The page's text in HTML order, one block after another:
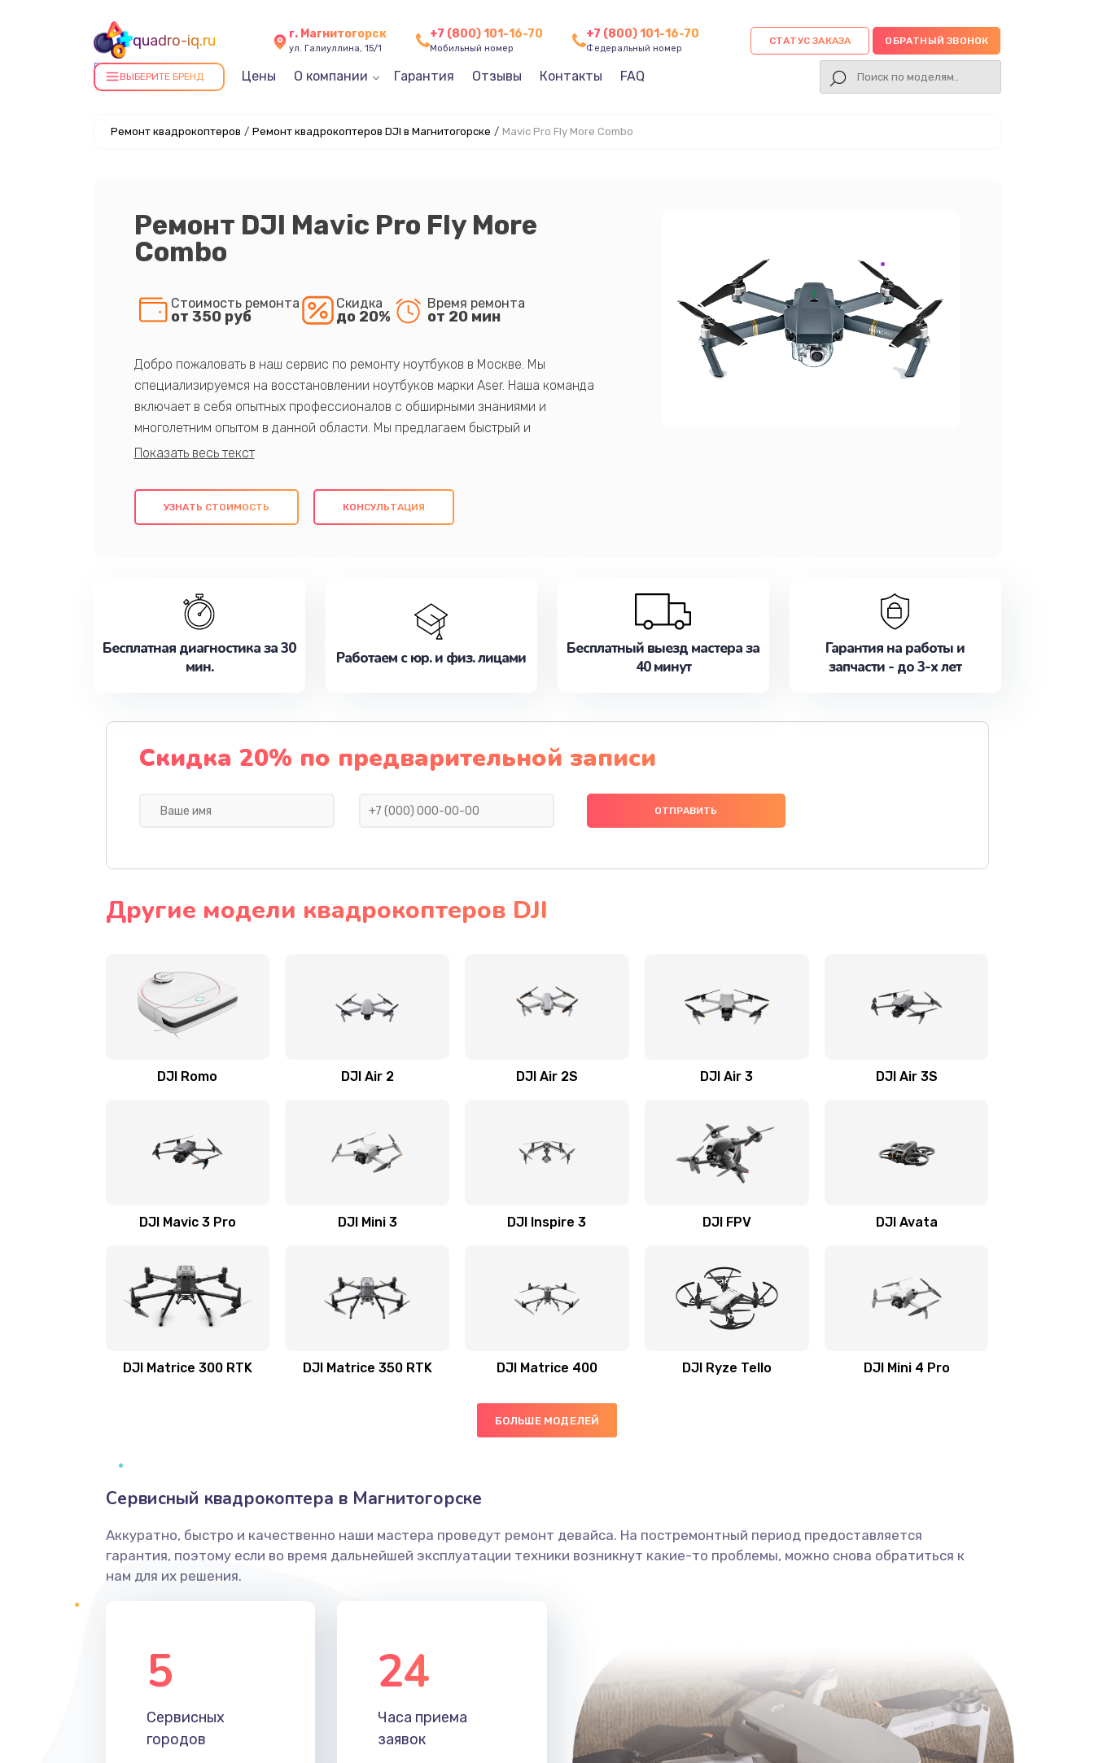
quadro-iq.ru
Ремонт квадрокоптеров в
Магнитогорске
г. Магнитогорск
ул. Галиуллина, 15/1
+7 (800) 101-16-70
Мобильный номер
+7 (800) 101-16-70
Федеральный номер
СТАТУС ЗАКАЗА ОБРАТНЫЙ ЗВОНОК
ВЫБЕРИТЕ БРЕНД Цены О компании Гарантия Отзывы Контакты FAQ
Ремонт квадрокоптеров / Ремонт квадрокоптеров DJI в Магнитогорске / Mavic Pro Fly More Combo
Ремонт DJI Mavic Pro Fly More
Combo
Стоимость ремонта
от 350 руб
Скидка
до 20%
Время ремонта
от 20 мин
Добро пожаловать в наш сервис по ремонту ноутбуков в Москве. Мы
специализируемся на восстановлении ноутбуков марки Aser. Наша команда
включает в себя опытных профессионалов с обширными знаниями и
многолетним опытом в данной области. Мы предлагаем быстрый и
качественный ремонт с использованием оригинальных компонентов, а также
клиентам надежное и профессиональное обслуживание, удовлетворяя их
потребности наилучшим образом. Не медлите записаться на ремонт уже
УЗНАТЬ СТОИМОСТЬ КОНСУЛЬТАЦИЯ
Бесплатная диагностика за 30
мин.
Работаем с юр. и физ. лицами
Бесплатный выезд мастера за
40 минут
Гарантия на работы и
запчасти - до 3-х лет
Скидка 20% по предварительной записи
Другие модели квадрокоптеров DJI
DJI Romo DJI Air 2 DJI Air 2S DJI Air 3 DJI Air 3S
DJI Mavic 3 Pro DJI Mini 3 DJI Inspire 3 DJI FPV DJI Avata
DJI Matrice 300 RTK DJI Matrice 350 RTK DJI Matrice 400 DJI Ryze Tello DJI Mini 4 Pro
БОЛЬШЕ МОДЕЛЕЙ
Сервисный квадрокоптера в Магнитогорске
Аккуратно, быстро и качественно наши мастера проведут ремонт девайса. На постремонтный период предоставляется
гарантия, поэтому если во время дальнейшей эксплуатации техники возникнут какие-то проблемы, можно снова обратиться к
нам для их решения.
5
Сервисных
городов
24
Часа приема
заявок